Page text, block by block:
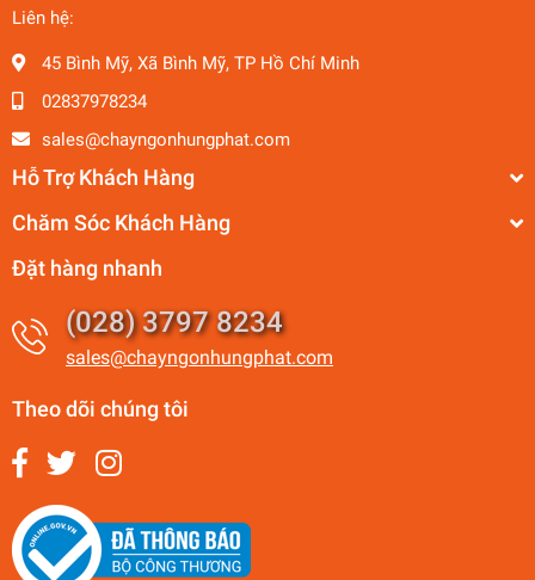
Liên hệ:
45 Bình Mỹ, Xã Bình Mỹ, TP Hồ Chí Minh
02837978234
sales@chayngonhungphat.com
Hỗ Trợ Khách Hàng
Chăm Sóc Khách Hàng
Đặt hàng nhanh
(028) 3797 8234
sales@chayngonhungphat.com
Theo dõi chúng tôi